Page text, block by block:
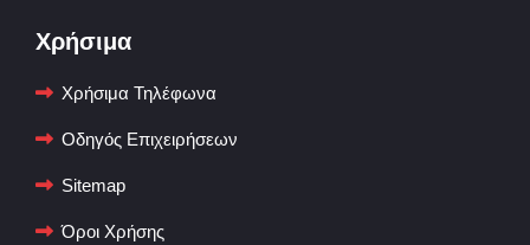
Χρήσιμα
Χρήσιμα Τηλέφωνα
Οδηγός Επιχειρήσεων
Sitemap
Όροι Χρήσης